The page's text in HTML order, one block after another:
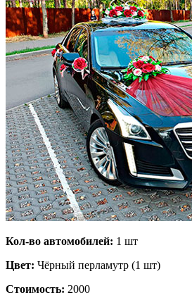
Кол-во автомобилей: 1 шт
Цвет: Чёрный перламутр (1 шт)
Стоимость: 2000